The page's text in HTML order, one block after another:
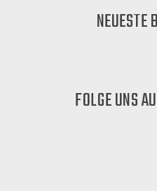
NEUESTE
FOLGE UNS